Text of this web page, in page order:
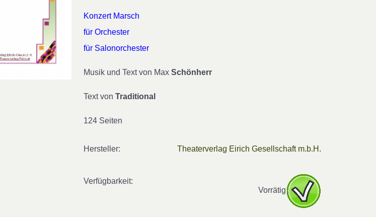
Konzert Marsch
für Orchester
für Salonorchester
Musik und Text von MaxSchönherr
Text vonTraditional
124 Seiten
Hersteller: Theaterverlag Eirich Gesellschaft m.b.H.
Verfügbarkeit:
Vorrätig